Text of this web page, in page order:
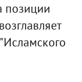
позиции